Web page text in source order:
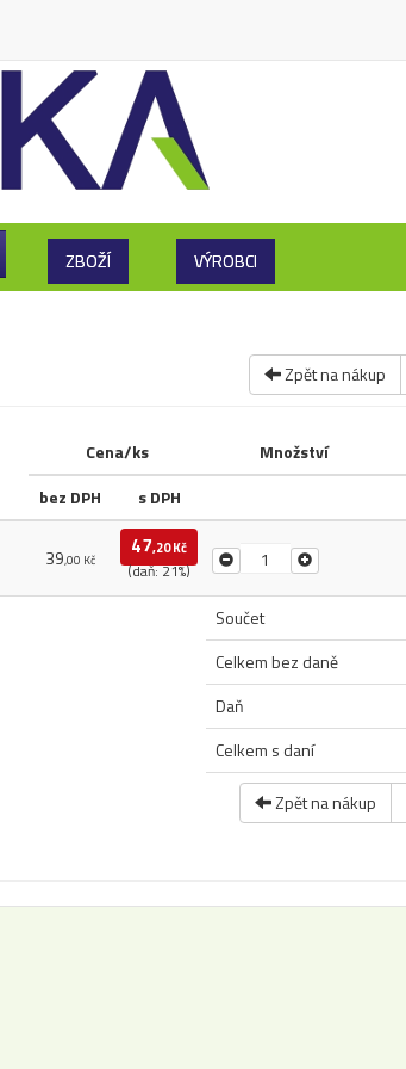
ZBOŽÍ VÝROBCI
Zpět na nákup
Cena/ks Množství
bez DPH
s DPH
39,00 Kč
47,20 Kč
(daň: 21%)
Součet
Celkem bez daně
Daň
Celkem s daní
Zpět na nákup